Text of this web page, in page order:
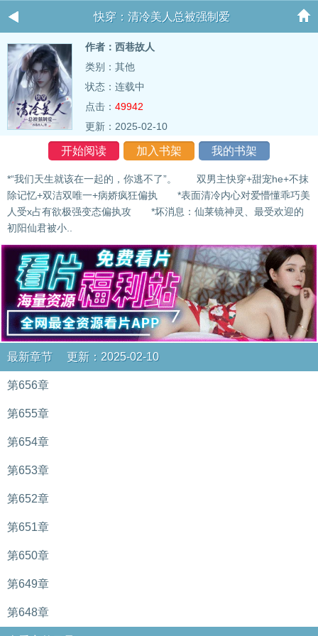
快穿：清冷美人总被强制爱
作者：西巷故人
类别：其他
状态：连载中
点击： 49942
更新：2025-02-10
开始阅读 加入书架 我的书架
*“我们天生就该在一起的，你逃不了”。 双男主快穿+甜宠he+不抹
除记忆+双洁双唯一+病娇疯狂偏执 *表面清冷内心对爱懵懂乖巧美
人受x占有欲极强变态偏执攻 *坏消息：仙莱镜神灵、最受欢迎的
初阳仙君被小..
最新章节 更新：2025-02-10
第656章
第655章
第654章
第653章
第652章
第651章
第650章
第649章
第648章